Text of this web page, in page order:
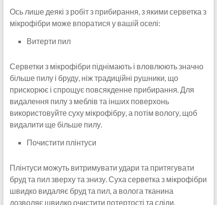
Ось лише деякі з робіт з прибирання, з якими серветка з
мікрофібри може впоратися у вашій оселі:
Витерти пил
Серветки з мікрофібри піднімають і вловлюють значно
більше пилу і бруду, ніж традиційні рушники, що
прискорює і спрощує повсякденне прибирання. Для
видалення пилу з меблів та інших поверхонь
використовуйте суху мікрофібру, а потім вологу, щоб
видалити ще більше пилу.
Почистити плінтуси
Плінтуси можуть витримувати удари та притягувати
бруд та пил зверху та знизу. Суха серветка з мікрофібри
швидко видаляє бруд та пил, а волога тканина
дозволяє швидко очистити потертості та сліди.